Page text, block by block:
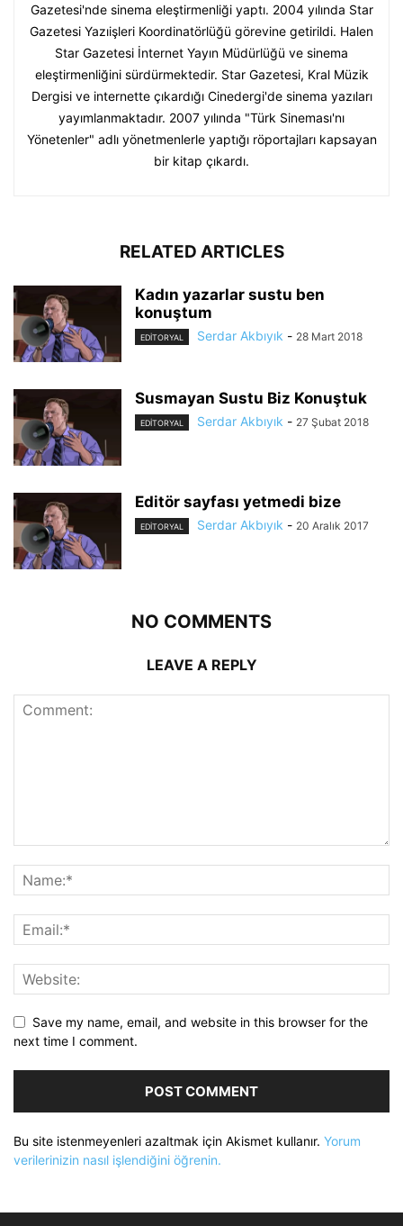
Gazetesi'nde sinema eleştirmenliği yaptı. 2004 yılında Star
Gazetesi Yazıişleri Koordinatörlüğü görevine getirildi. Halen
Star Gazetesi İnternet Yayın Müdürlüğü ve sinema
eleştirmenliğini sürdürmektedir. Star Gazetesi, Kral Müzik
Dergisi ve internette çıkardığı Cinedergi'de sinema yazıları
yayımlanmaktadır. 2007 yılında "Türk Sineması'nı
Yönetenler" adlı yönetmenlerle yaptığı röportajları kapsayan
bir kitap çıkardı.
RELATED ARTICLES
Kadın yazarlar sustu ben
konuştum
EDİTORYAL Serdar Akbıyık - 28 Mart 2018
Susmayan Sustu Biz Konuştuk
EDİTORYAL Serdar Akbıyık - 27 Şubat 2018
Editör sayfası yetmedi bize
EDİTORYAL Serdar Akbıyık - 20 Aralık 2017
NO COMMENTS
LEAVE A REPLY
Save my name, email, and website in this browser for the
next time I comment.
Bu site istenmeyenleri azaltmak için Akismet kullanır. Yorum
verilerinizin nasıl işlendiğini öğrenin.